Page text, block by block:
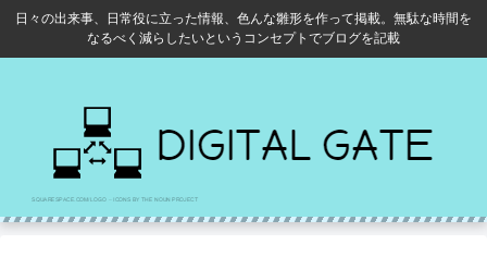
日々の出来事、日常役に立った情報、色んな雛形を作って掲載。無駄な時間を
なるべく減らしたいというコンセプトでブログを記載